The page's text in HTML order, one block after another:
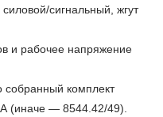
сигнальный, жгут
и рабочее напряжение
собранный комплект
(иначе — 8544.42/49).